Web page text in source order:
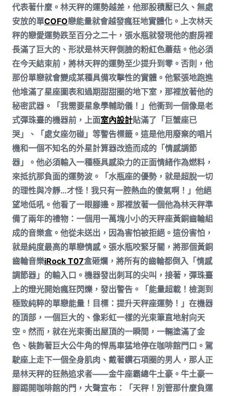
代表著什麼。林天秤的運勢越差，他那股積壓已久、無處
安放的單COFO戀能量就會越發瘋狂地實體化。上次林天
秤的戀愛運勢跌至百分之二十，張水瓶就發現他的廚房裡
長滿了巨大的、形狀是林天秤側臉的粉紅色蘑菇。他必須
在今天結束前，將林天秤的運勢至少提升到零。否則，他
那份單戀就會變成某種具備攻擊性的實體。他緊張地跑進
他堆滿了星座圖表和過期甜甜圈的地下室，那裡放著他的
秘密武器。「我需要星象學輔助儀！」他衝到一個像是老
式彈珠臺的機器前，上面室內設計貼滿了「巨蟹座已
哭」、「處女座勿碰」等警告標籤。這是他用廢棄的唱片
機和一個不知名的外星計算器改造而成的「情感調節
器」。他必須輸入一種極具感染力的正面情緒作為燃料，
來抵抗那負面的運勢波。「水瓶座的優勢，就是超脫一切
的理性與冷靜…才怪！我只有一腔熱血的傻氣啊！」他絕
望地低吼。他看了一眼腳邊。那裡放著一個他為林天秤準
備了兩年的禮物：一個用一萬塊小小的天秤座黃銅齒輪組
成的音樂盒。他從未送出，因為害怕被拒絕。這份害怕，
就是純度最高的單戀情感。張水瓶咬緊牙關，將那個黃銅
齒輪音樂iRock T07盒砸爛，將所有的齒輪都倒入「情感
調節器」的輸入口。機器發出刺耳的尖叫，接著，彈珠臺
上的燈光開始瘋狂閃爍，發出警告。「能量超載！檢測到
極致純粹的單戀能量！目標：提升天秤座運勢！」在機器
的頂部，一個巨大的、像彩虹一樣的光束筆直地射向天
空。然而，就在光束衝出屋頂的一瞬間，一輛塗滿了金
色、裝飾著巨大公牛角的悍馬車猛地停在咖啡館門口。駕
駛座上走下一個全身肌肉、戴著鑽石項圈的男人，那人正
是林天秤的狂熱追求者——金牛座霸總牛土豪。牛土豪一
腳踢開咖啡館的門，大聲宣布：「天秤！別管那什麼負運